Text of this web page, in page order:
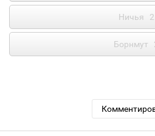
Ничья 2
Борнмут